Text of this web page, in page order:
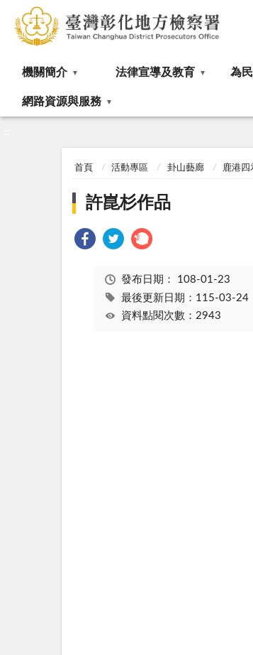
機關簡介 法律宣導及教育 為
網路資源與服務
首頁 活動專區 卦山藝廊 鹿港四
許崑杉作品
發布日期： 108-01-23
最後更新日期：115-03-24
資料點閱次數：2943